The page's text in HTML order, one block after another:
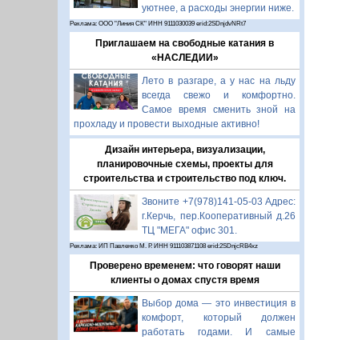
уютнее, а расходы энергии ниже.
Реклама: ООО "Линия СК" ИНН 9111030039 erid:2SDnjdvNRt7
Приглашаем на свободные катания в
«НАСЛЕДИИ»
Лето в разгаре, а у нас на льду
всегда свежо и комфортно.
Самое время сменить зной на
прохладу и провести выходные активно!
Дизайн интерьера, визуализации,
планировочные схемы, проекты для
строительства и строительство под ключ.
Звоните +7(978)141-05-03 Адрес:
г.Керчь, пер.Кооперативный д.26
ТЦ "МЕГА" офис 301.
Реклама: ИП Павленко М. Р. ИНН 911103871108 erid:2SDnjcRB4xz
Проверено временем: что говорят наши
клиенты о домах спустя время
Выбор дома — это инвестиция в
комфорт, который должен
работать годами. И самые